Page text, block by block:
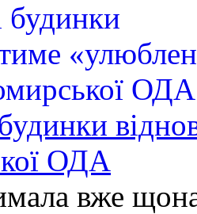
ОДА
вже